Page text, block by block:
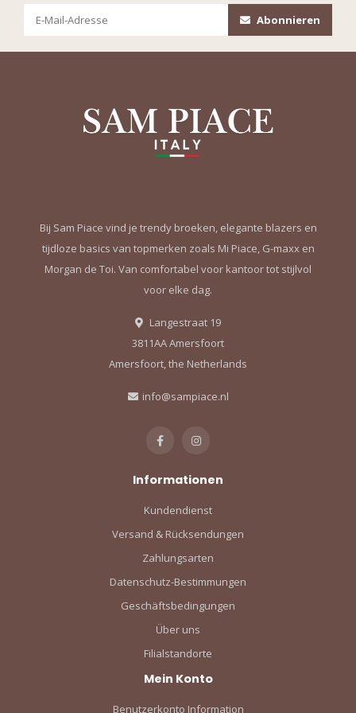
Abonnieren
Bij Sam Piace vind je trendy broeken, elegante blazers en
tijdloze basics van topmerken zoals Mi Piace, G-maxx en
Morgan de Toi. Van comfortabel voor kantoor tot stijlvol
voor elke dag.
Langestraat 19
3811AA Amersfoort
Amersfoort, the Netherlands
info@sampiace.nl
Informationen
Kundendienst
Versand & Rücksendungen
Zahlungsarten
Datenschutz-Bestimmungen
Geschäftsbedingungen
Über uns
Filialstandorte
Mein Konto
Benutzerkonto Information